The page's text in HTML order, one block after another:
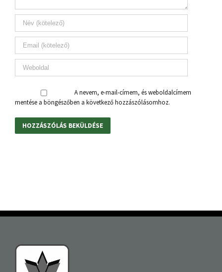
A nevem, e-mail-címem, és weboldalcímem
mentése a böngészőben a következő hozzászólásomhoz.